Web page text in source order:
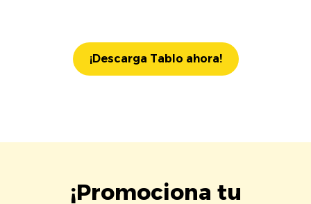
¡Descarga Tablo ahora!
¡Promociona tu